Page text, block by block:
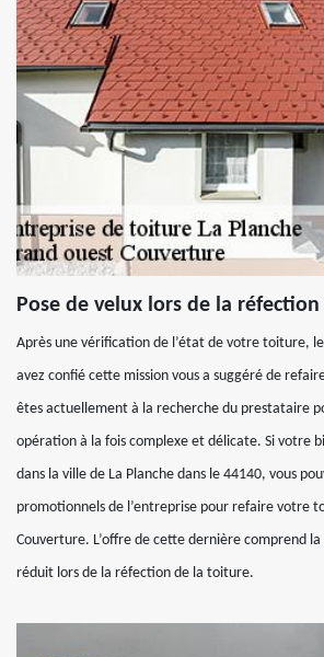
Pose de velux lors de la
Après une vérification de l’état de votre toiture,
avez confié cette mission vous a suggéré de
êtes actuellement à la recherche du prestataire
opération à la fois complexe et délicate. Si votre
dans la ville de La Planche dans le 44140, vous
promotionnels de l’entreprise pour refaire votre
Couverture. L’offre de cette dernière comprend la
réduit lors de la réfection de la toiture.